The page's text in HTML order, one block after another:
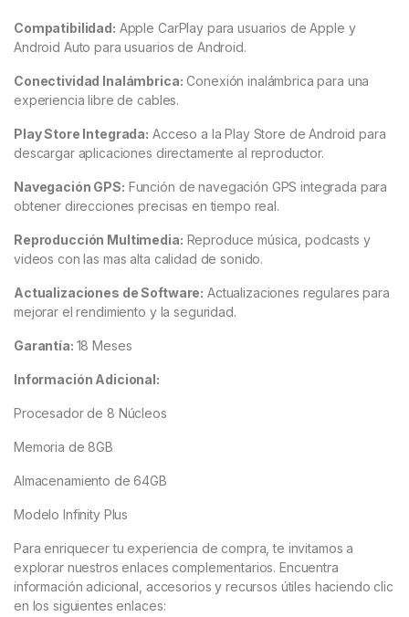
Compatibilidad: Apple CarPlay para usuarios de Apple y
Android Auto para usuarios de Android.
Conectividad Inalámbrica: Conexión inalámbrica para una
experiencia libre de cables.
Play Store Integrada: Acceso a la Play Store de Android para
descargar aplicaciones directamente al reproductor.
Navegación GPS: Función de navegación GPS integrada para
obtener direcciones precisas en tiempo real.
Reproducción Multimedia: Reproduce música, podcasts y
videos con las mas alta calidad de sonido.
Actualizaciones de Software: Actualizaciones regulares para
mejorar el rendimiento y la seguridad.
Garantía: 18 Meses
Información Adicional:
Procesador de 8 Núcleos
Memoria de 8GB
Almacenamiento de 64GB
Modelo Infinity Plus
Para enriquecer tu experiencia de compra, te invitamos a
explorar nuestros enlaces complementarios. Encuentra
información adicional, accesorios y recursos útiles haciendo clic
en los siguientes enlaces: